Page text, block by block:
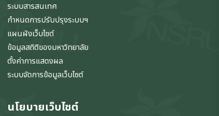
ระบบสารสนเทศ
กำหนดการปรับปรุงระบบฯ
แผนผังเว็บไซต์
ข้อมูลสถิติของมหาวิทยาลัย
ตั้งค่าการแสดงผล
ระบบจัดการข้อมูลเว็บไซต์
นโยบายเว็บไซต์